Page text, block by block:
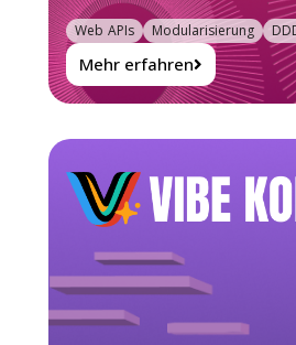
Mehr erfahren
Web APIs Modularisierung